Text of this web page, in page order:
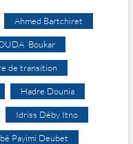
Ahmed Bartchiret
Boukar
de transition
Hadre Dounia
Idriss Déby Itno
Payimi Deubet